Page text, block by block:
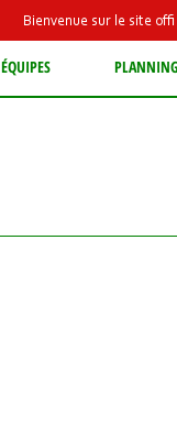
Bienvenue sur le site
ÉQUIPES